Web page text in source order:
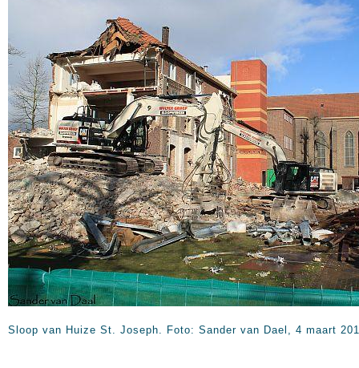
Sloop van Huize St. Joseph. Foto: Sander van Dael, 4 maart